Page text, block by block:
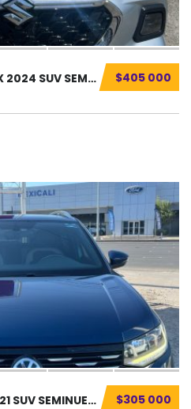
$405 000
SUZUKI GRAND VITARA GLX 2024 SUV SEMINUEVO.....
$305 000
VW T-CROSS HIGH LINE 2021 SUV SEMINUEVO...